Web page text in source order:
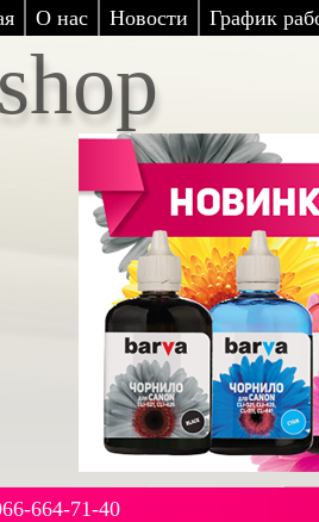
О нас Новости График
664-71-40